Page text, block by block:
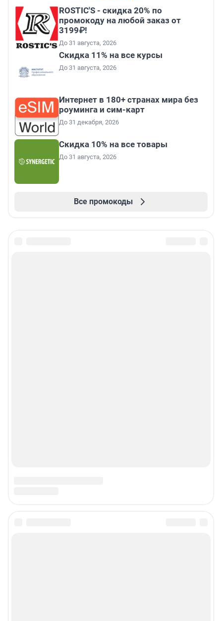
ROSTIC'S - скидка 20% по
промокоду на любой заказ от
3199₽!
До 31 августа, 2026
Скидка 11% на все курсы
До 31 августа, 2026
Интернет в 180+ странах мира без
роуминга и сим-карт
До 31 декабря, 2026
Скидка 10% на все товары
До 31 августа, 2026
Все промокоды